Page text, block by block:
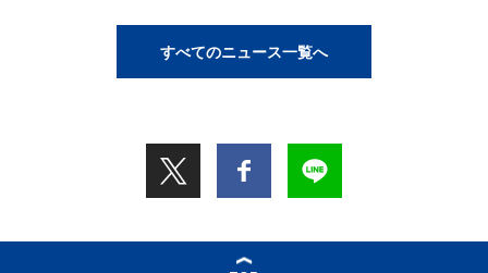
すべてのニュース一覧へ